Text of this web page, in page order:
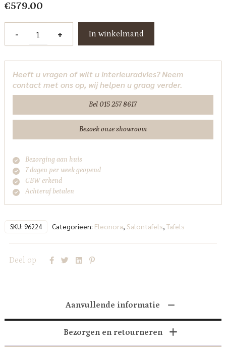
€579.00
-
naturel
Eleonora
aantal
+ In winkelmand
Heeft u vragen of wilt u interieuradvies? Neem
contact met ons op, wij helpen u graag verder.
Bel 015 257 8617
Bezoek onze showroom
Bezorging aan huis
7 dagen per week geopend
CBW erkend
Achteraf betalen
SKU: 96224 Categorieën: Eleonora, Salontafels, Tafels
Deel op
Aanvullende informatie
Bezorgen en retourneren